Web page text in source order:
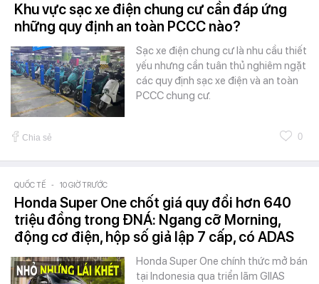
Khu vực sạc xe điện chung cư cần đáp ứng
những quy định an toàn PCCC nào?
Sạc xe điện chung cư là nhu cầu thiết
yếu nhưng cần tuân thủ nghiêm ngặt
các quy định sạc xe điện và an toàn
PCCC chung cư.
Chia sẻ 0
QUỐC TẾ - 10 GIỜ TRƯỚC
Honda Super One chốt giá quy đổi hơn 640
triệu đồng trong ĐNÁ: Ngang cỡ Morning,
động cơ điện, hộp số giả lập 7 cấp, có ADAS
Honda Super One chính thức mở bán
tại Indonesia qua triển lãm GIIAS